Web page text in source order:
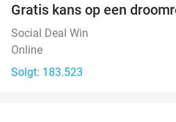
Gratis kans op een
Social Deal Win
Online
Solgt: 183.523